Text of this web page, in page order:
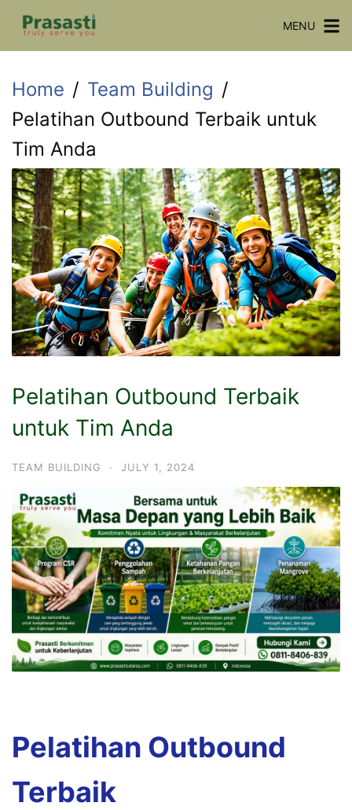
Skip
MENU
Home
Team Building
Pelatihan Outbound Terbaik untuk
Tim Anda
Pelatihan Outbound Terbaik
untuk Tim Anda
TEAM BUILDING · JULY 1, 2024
Pelatihan Outbound
Terbaik